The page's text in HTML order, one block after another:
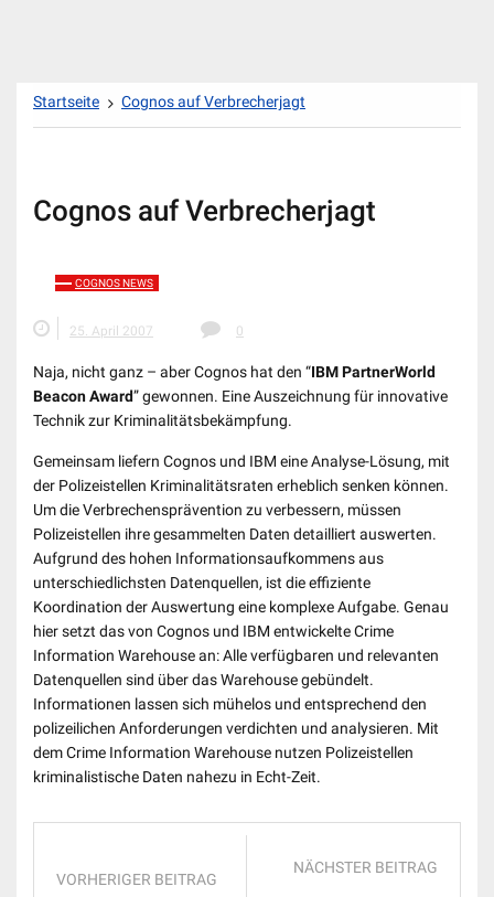
ZumStartseite Cognos auf Verbrecherjagt
Cognos auf Verbrecherjagt
COGNOS NEWS
25. April 2007 0
Naja, nicht ganz – aber Cognos hat den “IBM PartnerWorld
Beacon Award” gewonnen. Eine Auszeichnung für innovative
Technik zur Kriminalitätsbekämpfung.
Gemeinsam liefern Cognos und IBM eine Analyse-Lösung, mit
der Polizeistellen Kriminalitätsraten erheblich senken können.
Um die Verbrechensprävention zu verbessern, müssen
Polizeistellen ihre gesammelten Daten detailliert auswerten.
Aufgrund des hohen Informationsaufkommens aus
unterschiedlichsten Datenquellen, ist die effiziente
Koordination der Auswertung eine komplexe Aufgabe. Genau
hier setzt das von Cognos und IBM entwickelte Crime
Information Warehouse an: Alle verfügbaren und relevanten
Datenquellen sind über das Warehouse gebündelt.
Informationen lassen sich mühelos und entsprechend den
polizeilichen Anforderungen verdichten und analysieren. Mit
dem Crime Information Warehouse nutzen Polizeistellen
kriminalistische Daten nahezu in Echt-Zeit.
VORHERIGER BEITRAG
NÄCHSTER BEITRAG